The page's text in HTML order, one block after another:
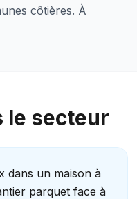
côtières. À
le secteur
dans un maison à
parquet face à